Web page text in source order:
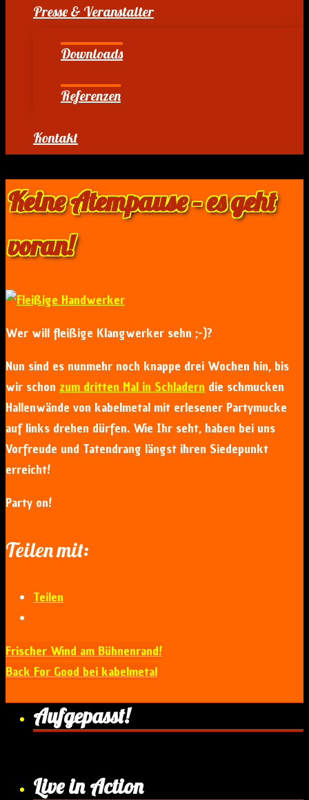
Presse & Veranstalter
Downloads
Referenzen
Kontakt
Keine Atempause – es geht
voran!
Wer will fleißige Klangwerker sehn ;-)?
Nun sind es nunmehr noch knappe drei Wochen hin, bis
wir schon zum dritten Mal in Schladern die schmucken
Hallenwände von kabelmetal mit erlesener Partymucke
auf links drehen dürfen. Wie Ihr seht, haben bei uns
Vorfreude und Tatendrang längst ihren Siedepunkt
erreicht!
Party on!
Teilen mit:
Teilen
Frischer Wind am Bühnenrand!
Back For Good bei kabelmetal
Aufgepasst!
Live in Action